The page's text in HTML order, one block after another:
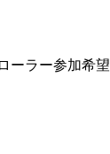
ーラー参加希望